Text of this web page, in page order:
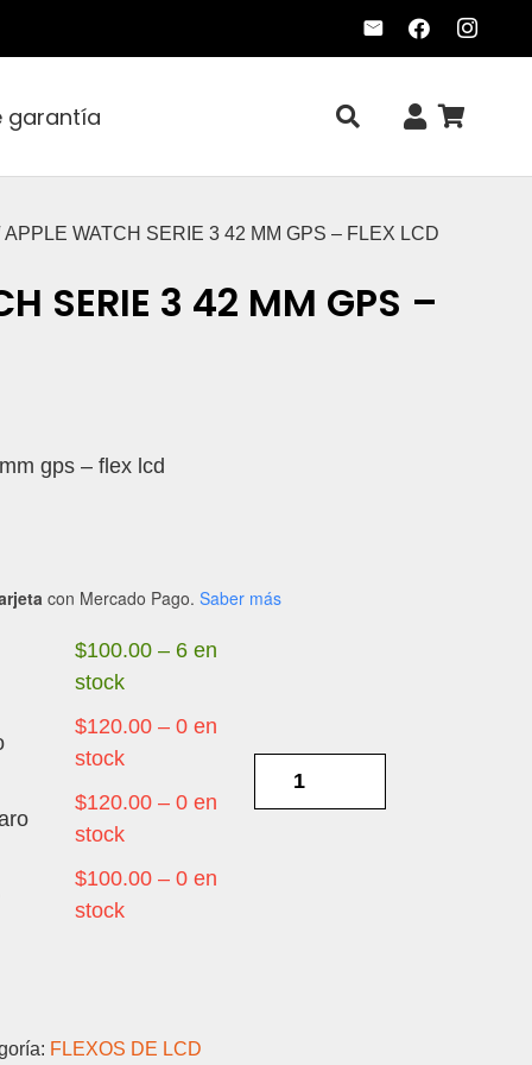
garantía
APPLE WATCH SERIE 3 42 MM GPS – FLEX LCD
SERIE 3 42 MM GPS –
gps – flex lcd
con Mercado Pago. Saber más
$100.00– 6 en
stock
$120.00– 0 en
stock
$120.00– 0 en
stock
$100.00– 0 en
stock
FLEXOS DE LCD